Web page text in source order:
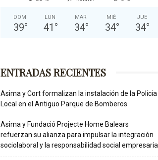
DOM
39°
LUN
41 °
MAR
34°
MIÉ
34°
JUE
34°
ENTRADAS RECIENTES
Asima y Cort formalizan la instalación de la Policia
Local en el Antiguo Parque de Bomberos
Asima y Fundació Projecte Home Balears
refuerzan su alianza para impulsar la integración
sociolaboral y la responsabilidad social empresarial